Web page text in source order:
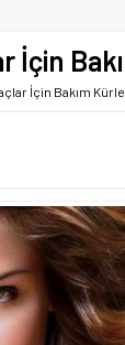
İçin
İçin Bakım